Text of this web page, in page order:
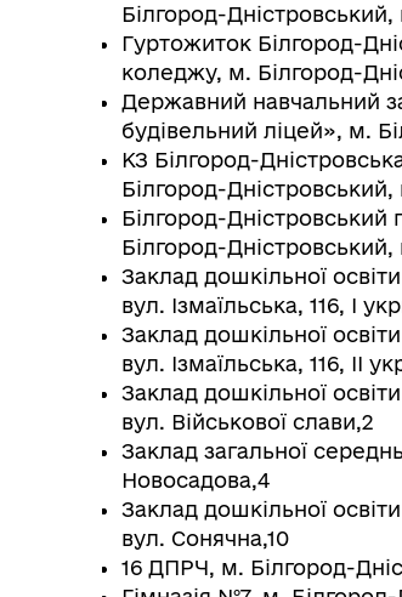
Білгород-
Гуртожиток Білгород-
коледжу, м. Білгород-
Державний навчальний
будівельний ліцей», м.
КЗ Білгород-
Білгород-Дністровський,
Білгород-
Білгород-
Заклад дошкільної
вул. Ізмаїльська, 116, І
Заклад дошкільної
вул. Ізмаїльська, 116, ІІ
Заклад дошкільної
вул. Військової слави,2
Заклад загальної
Новосадова,4
Заклад дошкільної
вул. Сонячна,10
16 ДПРЧ, м. Білгород-